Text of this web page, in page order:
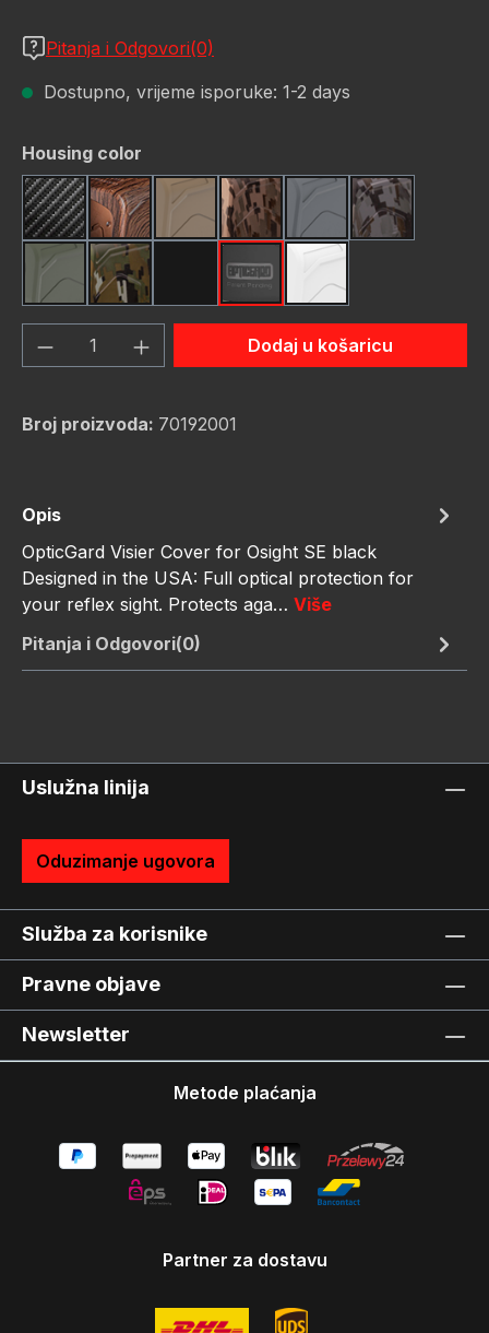
Pitanja i Odgovori(0)
Dostupno, vrijeme isporuke: 1-2 days
Odaberi
Housing color
Carbon FiberDark WoodFDE (Flat Dark Earth)
FDE CamoGunmetalGunmetal
OD GreenOD Green Camoschwarzweiß
Količina proizvoda: Unesite željenu
Dodaj u košaricu
Broj proizvoda: 70192001
Opis
OpticGard Visier Cover for Osight SE black
Designed in the USA: Full optical protection for
your reflex sight. Protects aga… Više
Pitanja i Odgovori(0)
Uslužna linija
Oduzimanje ugovora
Služba za korisnike
Pravne objave
Newsletter
Metode plaćanja
Partner za dostavu